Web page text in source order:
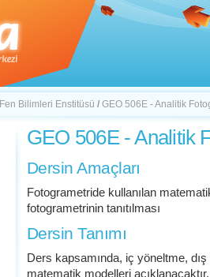
Fen Bilimleri Enstitüsü / GEO 506E - Analitik
GEO 506E - Analitik
Dersin Amaçları
Fotogrametride kullanılan
fotogrametrinin tanıtılması
Dersin Tanımı
Ders kapsamında, iç yöneltme,
matematik modelleri açıklanacaktır.